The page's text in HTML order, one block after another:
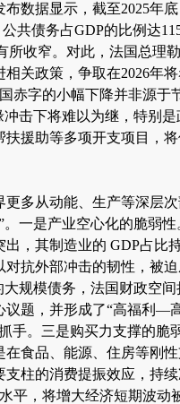
数据显示，截至2025年
共债务占GDP的比例达
所收窄。对此，法国总理
关政策，争取在2026年
赤字的小幅下降并非源于
击下将难以为继，特别
援助等多项开支项目，
多从动能、生产等深层
一是产业空心化的脆弱
，其制造业的 GDP占比
抗外部冲击的韧性，被
规模债务，法国财政空
议题，并形成了“高福利—
手。三是购买力支撑的脆
食品、能源、住房等刚
柱的消费提振效应，持
平，将增大经济短期波动